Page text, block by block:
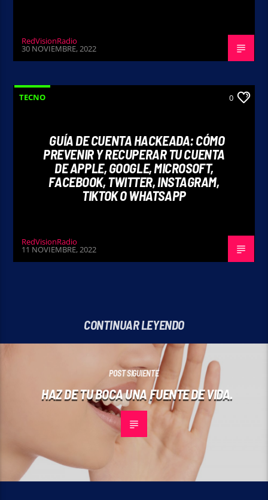
RedVisionRadio
30 NOVIEMBRE, 2022
TECNO 0
GUÍA DE CUENTA HACKEADA: CÓMO
PREVENIR Y RECUPERAR TU CUENTA
DE APPLE, GOOGLE, MICROSOFT,
FACEBOOK, TWITTER, INSTAGRAM,
TIKTOK O WHATSAPP
RedVisionRadio
11 NOVIEMBRE, 2022
CONTINUAR LEYENDO
POST SIGUIENTE
HAZ DE TU BOCA UNA FUENTE DE VIDA.